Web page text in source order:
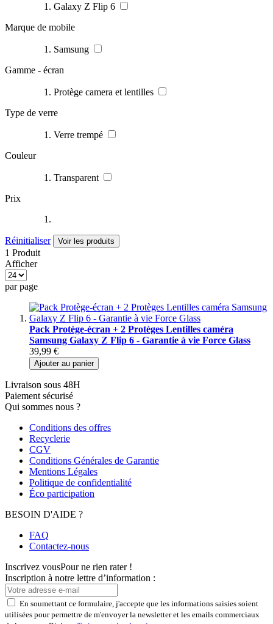
Galaxy Z Flip 6
Marque de mobile
Samsung
Gamme - écran
Protège camera et lentilles
Type de verre
Verre trempé
Couleur
Transparent
Prix
Réinitialiser Voir les produits
1 Produit
Afficher
par page
Pack Protège-écran + 2 Protèges Lentilles caméra
Samsung Galaxy Z Flip 6 - Garantie à vie Force Glass
39,99 €
Ajouter au panier
Livraison sous 48H
Paiement sécurisé
Qui sommes nous ?
Conditions des offres
Recyclerie
CGV
Conditions Générales de Garantie
Mentions Légales
Politique de confidentialité
Éco participation
BESOIN D'AIDE ?
FAQ
Contactez-nous
Inscrivez vousPour ne rien rater !
Inscription à notre lettre d’information :
En soumettant ce formulaire, j'accepte que les informations saisies soient
utilisées pour permettre de m'envoyer la newsletter et les emails commerciaux